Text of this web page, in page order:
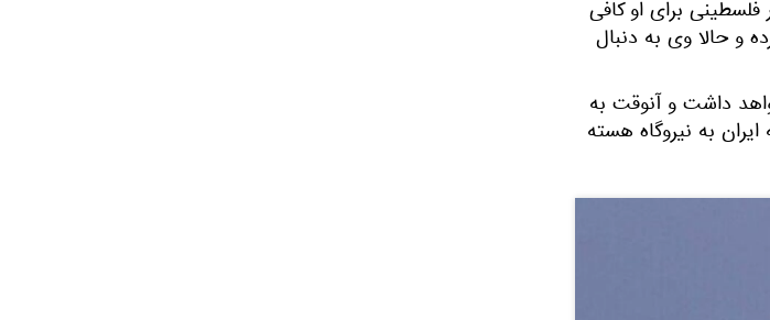
برای او کافی
و حالا وی به دنبال
داشت و آنوقت به
به نیروگاه هسته